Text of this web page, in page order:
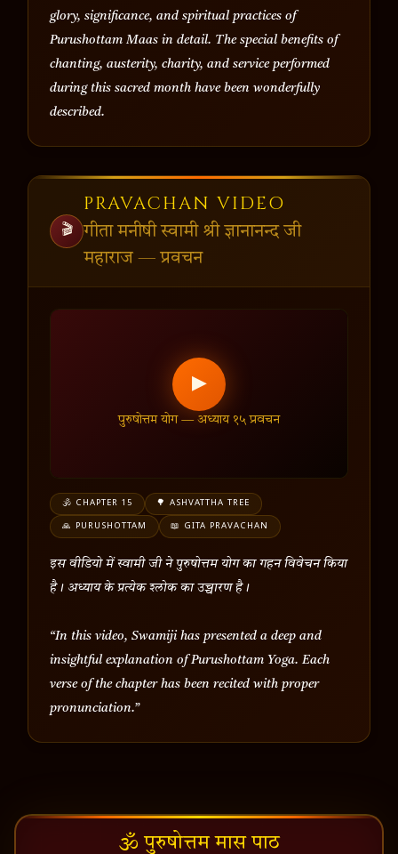
glory, significance, and spiritual practices of
Purushottam Maas in detail. The special benefits of
chanting, austerity, charity, and service performed
during this sacred month have been wonderfully
described.
🎬
PRAVACHAN VIDEO
गीता मनीषी स्वामी श्री ज्ञानानन्द जी
महाराज — प्रवचन
▶
पुरुषोत्तम योग — अध्याय १५ प्रवचन
🕉️ CHAPTER 15
🌳 ASHVATTHA TREE
🙏 PURUSHOTTAM
📖 GITA PRAVACHAN
इस वीडियो में स्वामी जी ने पुरुषोत्तम योग का गहन विवेचन किया
है। अध्याय के प्रत्येक श्लोक का उच्चारण है।
“In this video, Swamiji has presented a deep and
insightful explanation of Purushottam Yoga. Each
verse of the chapter has been recited with proper
pronunciation.”
🕉️ पुरुषोत्तम मास पाठ